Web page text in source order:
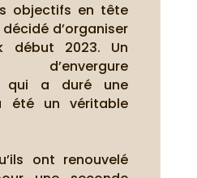
objectifs en tête
d’organiser
début 2023. Un
d’envergure
qui a duré une
été un véritable
ont renouvelé